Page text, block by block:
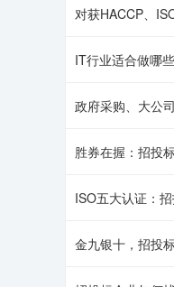
对获HACCP、
IT行业适合做哪
政府采购、大公
胜券在握：招投
ISO五大认证：
金九银十，招投